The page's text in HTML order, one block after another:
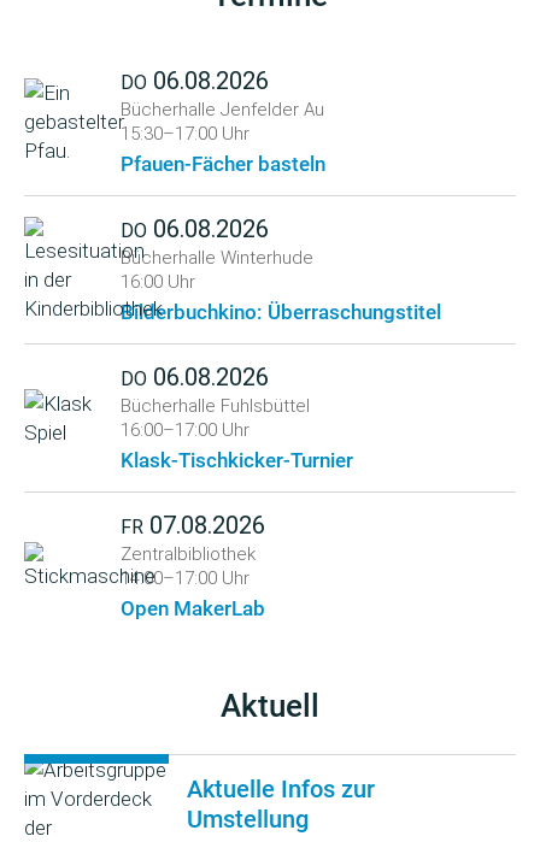
DO 06.08.2026
Bücherhalle Jenfelder Au
15:30–17:00 Uhr
Pfauen-Fächer basteln
DO 06.08.2026
Bücherhalle Winterhude
16:00 Uhr
Bilderbuchkino: Überraschungstitel
DO 06.08.2026
Bücherhalle Fuhlsbüttel
16:00–17:00 Uhr
Klask-Tischkicker-Turnier
FR 07.08.2026
Zentralbibliothek
14:00–17:00 Uhr
Open MakerLab
Aktuell
Aktuelle Infos zur
Umstellung